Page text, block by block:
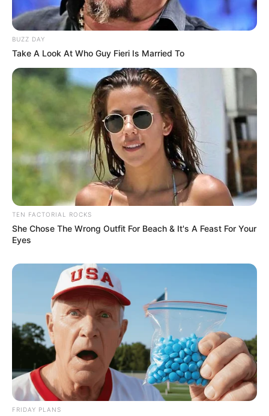
ΥΠΟΣΤΗΡΙΞΤΕ ΤΟΝ ΑΓΩΝΑ ΜΑΣ
το κανάλι μου στο youtube
ψάχνετε πραγματικά να βρείτε την αλήθεια… Η
Ενημέρωση που δεν θα ακούσετε ποτέ από τα
κυρίαρχα ΜΜΕ… Υποστηρίξτε αυτόν τον αγώνα με
την εγγραφή, τα κόσμια σχόλια και τα λάικ σας…
FACEBOOK ΑΡΈΣΕΙ
YOUTUBE
EMAIL
BUZZ DAY
Take A Look At Who Guy Fieri Is Married To
TEN FACTORIAL ROCKS
She Chose The Wrong Outfit For Beach & It's A Feast For Your
Eyes
FRIDAY PLANS